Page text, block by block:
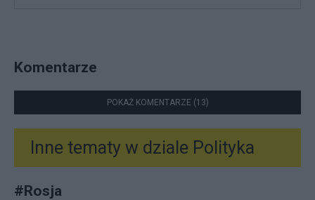
Komentarze
POKAŻ KOMENTARZE (13)
Inne tematy w dziale Polityka
#Rosja